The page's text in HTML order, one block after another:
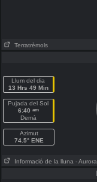
Terratrèmols
Llum del dia
13 Hrs 49 Min
Pujada del Sol
6:40 am
Demà
Azimut
74.5° ENE
Informació de la lluna - Aurora